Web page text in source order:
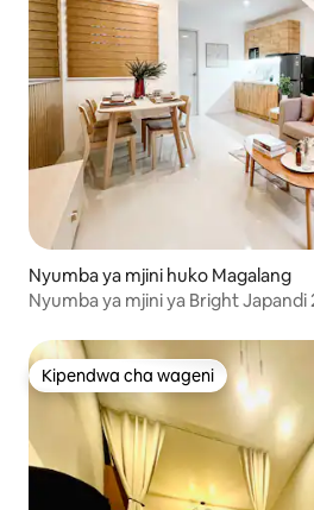
Nyumba ya mjini huko Magalang
Nyumba ya mjini ya Bright Japandi
Kipendwa cha wageni
Kipendwa cha wageni